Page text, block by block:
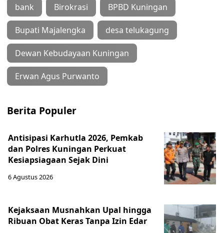
bank Birokrasi BPBD Kuningan
Bupati Majalengka desa telukagung
Dewan Kebudayaan Kuningan
Erwan Agus Purwanto
Berita Populer
Antisipasi Karhutla 2026, Pemkab
dan Polres Kuningan Perkuat
Kesiapsiagaan Sejak Dini
6 Agustus 2026
Kejaksaan Musnahkan Upal hingga
Ribuan Obat Keras Tanpa Izin Edar